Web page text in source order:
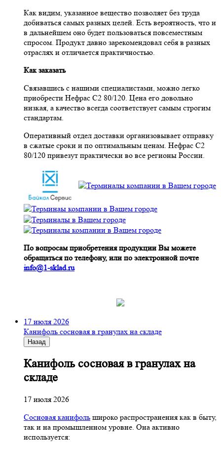
Как видим, указанное вещество позволяет без труда
добиваться самых разных целей. Есть вероятность, что и
в дальнейшем оно будет пользоваться повсеместным
спросом. Продукт давно зарекомендовал себя в разных
отраслях и отличается практичностью.
Как заказать
Связавшись с нашими специалистами, можно легко
приобрести Нефрас С2 80/120. Цена его довольно
низкая, а качество всегда соответствует самым строгим
стандартам.
Оперативный отдел доставки организовывает отправку
в сжатые сроки и по оптимальным ценам. Нефрас С2
80/120 привезут практически во все регионы России.
По вопросам приобретения продукции Вы можете
обращаться по телефону, или по электронной почте
info@1-sklad.ru
17 июля 2026
Канифоль сосновая в гранулах на складе
Назад
Канифоль сосновая в гранулах на
складе
17 июля 2026
Сосновая канифоль широко распространения как в быту,
так и на промышленном уровне. Она активно
используется: